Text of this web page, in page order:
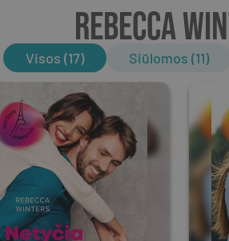
REBECCA
Visos (17) Siūlomos (11)